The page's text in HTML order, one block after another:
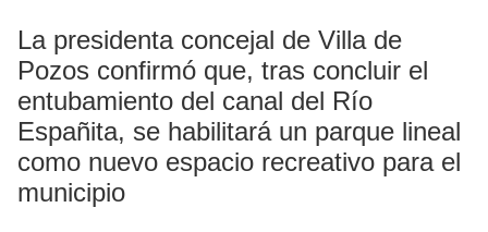
La presidenta concejal de Villa de
Pozos confirmó que, tras concluir el
entubamiento del canal del Río
Españita, se habilitará un parque lineal
como nuevo espacio recreativo para el
municipio